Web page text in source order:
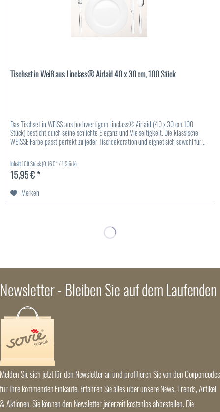
Tischset in Weiß aus Linclass® Airlaid 40 x 30 cm, 100 Stück
Das Tischset in WEISS aus hochwertigem Linclass® Airlaid (40 x 30 cm,100
Stück) besticht durch seine schlichte Eleganz und Vielseitigkeit. Die klassische
WEISSE Farbe passt perfekt zu jeder Tischdekoration und eignet sich sowohl für...
Inhalt100 Stück(0,16 € * / 1 Stück)
15,95 € *
Merken
Newsletter - Bleiben Sie auf dem Laufenden
Melden Sie sich jetzt für den Newsletter an und profitieren Sie von den Couponcodes
für Ihre kommenden Einkäufe. Erfahren Sie alles über unsere News, Trends, Artikel
& Aktionen. Sie können den Newsletter jederzeit kostenlos abbestellen. Die